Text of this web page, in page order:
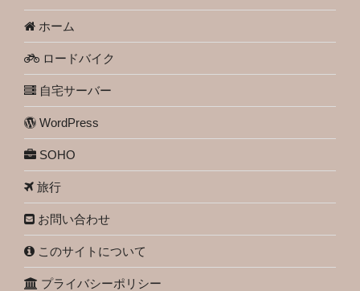
ホーム
ロードバイク
自宅サーバー
WordPress
SOHO
旅行
お問い合わせ
このサイトについて
プライバシーポリシー